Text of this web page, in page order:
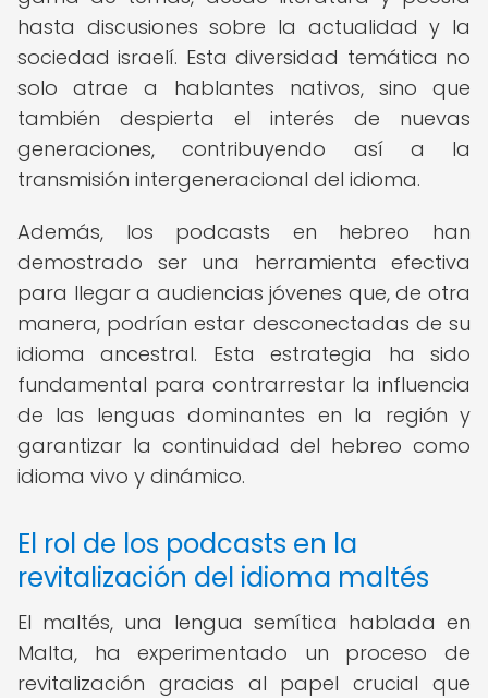
hasta discusiones sobre la actualidad y la
sociedad israelí. Esta diversidad temática no
solo atrae a hablantes nativos, sino que
también despierta el interés de nuevas
generaciones, contribuyendo así a la
transmisión intergeneracional del idioma.
Además, los podcasts en hebreo han
demostrado ser una herramienta efectiva
para llegar a audiencias jóvenes que, de otra
manera, podrían estar desconectadas de su
idioma ancestral. Esta estrategia ha sido
fundamental para contrarrestar la influencia
de las lenguas dominantes en la región y
garantizar la continuidad del hebreo como
idioma vivo y dinámico.
El rol de los podcasts en la
revitalización del idioma maltés
El maltés, una lengua semítica hablada en
Malta, ha experimentado un proceso de
revitalización gracias al papel crucial que